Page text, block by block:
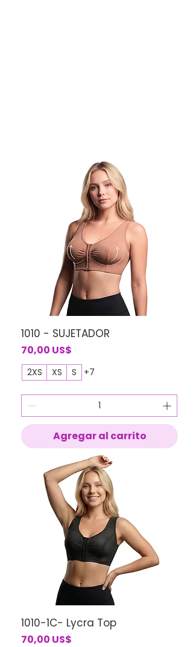
1010 - SUJETADOR
Precio
70,00 US$
2XS XS S +7
Agregar al carrito
1010-1C- Lycra Top
Precio
70,00 US$